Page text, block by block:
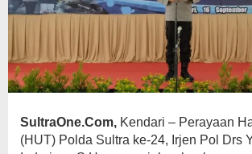
SultraOne.Com, Kendari – Perayaan
(HUT) Polda Sultra ke-24, Irjen Pol Drs